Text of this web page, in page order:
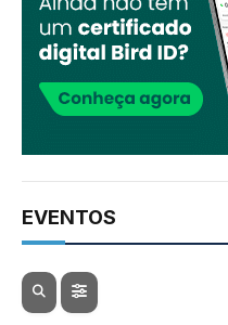
EVENTOS